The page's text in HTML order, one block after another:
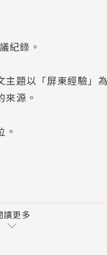
紀錄。
題以「屏東經驗」
源。
。
讀更多